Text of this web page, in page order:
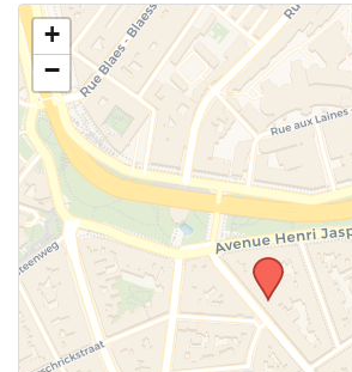
Użyj tego formularza aby
zmianach w powyższym
+
−